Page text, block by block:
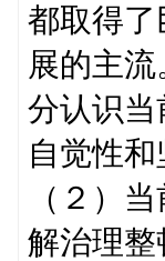
都取得
展的主
分认识
自觉性和
（２）
解治理